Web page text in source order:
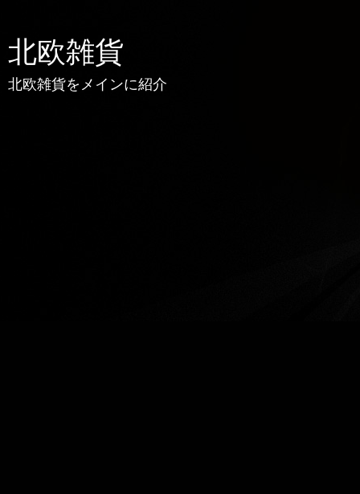
北欧雑貨
北欧雑貨をメインに紹介